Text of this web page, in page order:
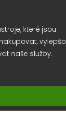
které jsou
naše služby.